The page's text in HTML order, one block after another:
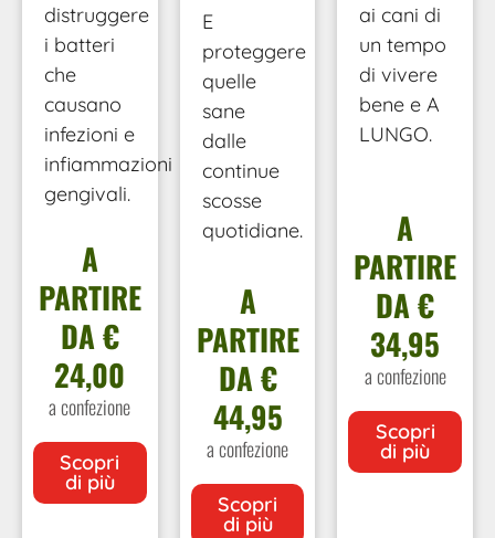
distruggere
i batteri
che
causano
infezioni e
infiammazioni
gengivali.
A
PARTIRE
DA €
24,00
a confezione
Scopri
di più
E
proteggere
quelle
sane
dalle
continue
scosse
quotidiane.
A
PARTIRE
DA €
44,95
a confezione
Scopri
di più
ai cani di
un tempo
di vivere
bene e A
LUNGO.
A
PARTIRE
DA €
34,95
a confezione
Scopri
di più